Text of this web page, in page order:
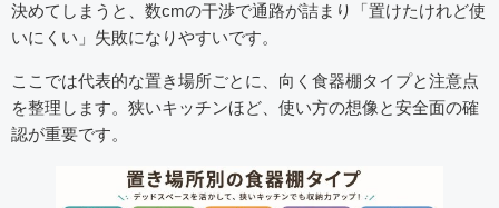
決めてしまうと、数cmの干渉で通路が詰まり「置けたけれど使
いにくい」失敗になりやすいです。
ここでは代表的な置き場所ごとに、向く食器棚タイプと注意点
を整理します。狭いキッチンほど、使い方の想像と安全面の確
認が重要です。